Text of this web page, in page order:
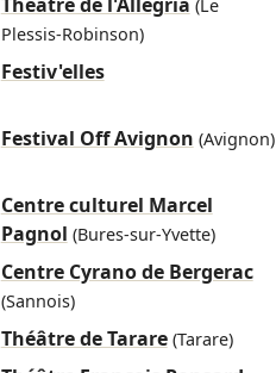
(Le
Plessis-Robinson)
Festiv'elles
Festival Off Avignon (Avignon)
Centre culturel Marcel
Pagnol (Bures-sur-Yvette)
Centre Cyrano de Bergerac
(Sannois)
Théâtre de Tarare(Tarare)